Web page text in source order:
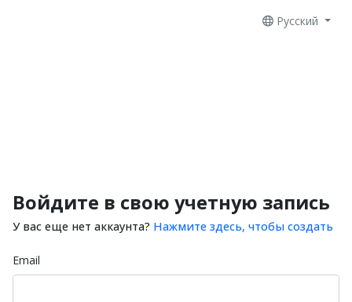
Русский
Войдите в свою учетную запись
У вас еще нет аккаунта? Нажмите здесь, чтобы создать
Email